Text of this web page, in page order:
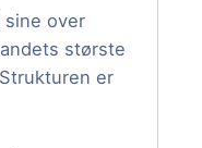
sine over
største
er